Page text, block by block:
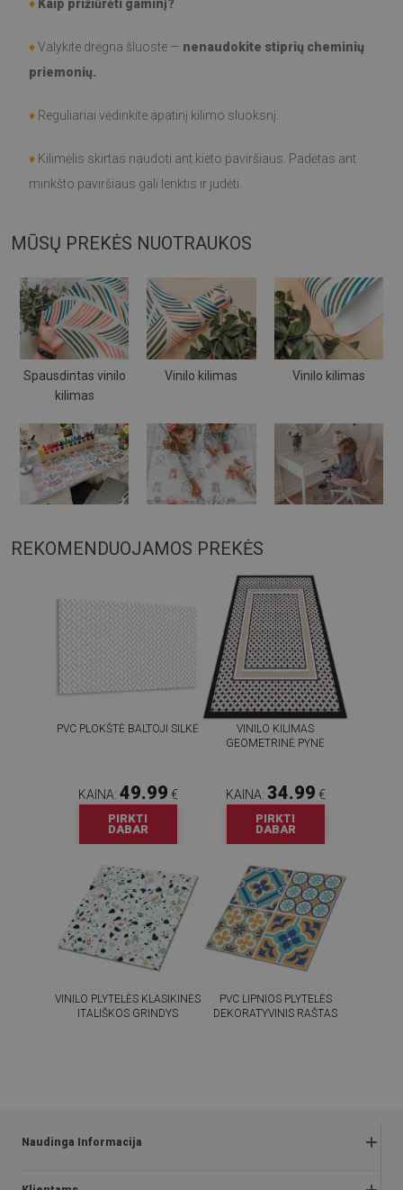
♦ Kaip prižiūrėti gaminį?
♦Valykite drėgna šluoste — nenaudokite stiprių cheminių
priemonių.
♦ Reguliariai vėdinkite apatinį kilimo sluoksnį.
♦ Kilimėlis skirtas naudoti ant kieto paviršiaus. Padėtas ant
minkšto paviršiaus gali lenktis ir judėti.
MŪSŲ PREKĖS NUOTRAUKOS
Spausdintas vinilo
kilimas
Vinilo kilimas Vinilo kilimas
REKOMENDUOJAMOS PREKĖS
PVC PLOKŠTĖ BALTOJI SILKĖ
KAINA: 49.99 €
PIRKTI
DABAR
VINILO KILIMAS
GEOMETRINĖ PYNĖ
KAINA: 34.99 €
PIRKTI
DABAR
VINILO PLYTELĖS KLASIKINĖS
ITALIŠKOS GRINDYS
PVC LIPNIOS PLYTELĖS
DEKORATYVINIS RAŠTAS
Naudinga Informacija
Grąžinimai ir skundai